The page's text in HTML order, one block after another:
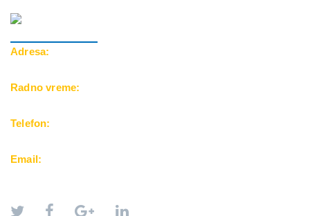
Adresa:
Radno vreme:
Telefon:
Email: